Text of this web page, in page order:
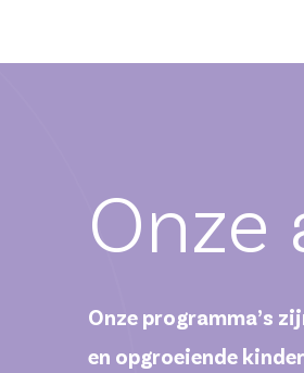
Onze
Onze programma’s
en opgroeiende